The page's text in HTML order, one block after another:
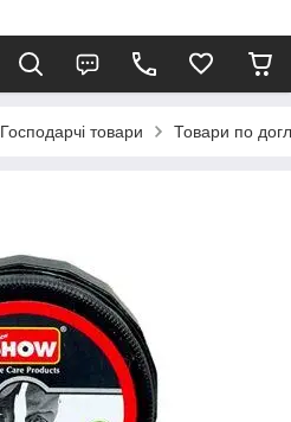
Господарчі товари Товари по